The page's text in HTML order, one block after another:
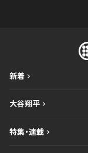
新着
大谷翔平
特集・連載